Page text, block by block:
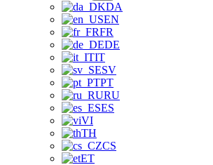
DA
EN
FR
DE
IT
SV
PT
RU
ES
VI
TH
CS
ET